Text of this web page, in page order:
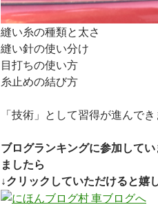
縫い糸の種類と太さ
縫い針の使い分け
目打ちの使い方
糸止めの結び方
「技術」として習得が進んで
ブログランキングに参加して
ましたら
↓クリックしていただけると嬉